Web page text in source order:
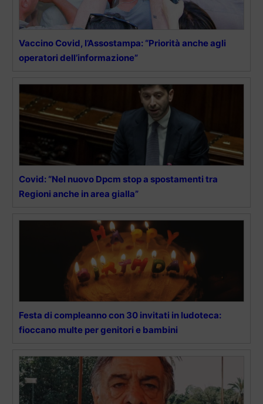
Vaccino Covid, l’Assostampa: “Priorità anche agli
operatori dell’informazione”
Covid: “Nel nuovo Dpcm stop a spostamenti tra
Regioni anche in area gialla”
Festa di compleanno con 30 invitati in ludoteca:
fioccano multe per genitori e bambini